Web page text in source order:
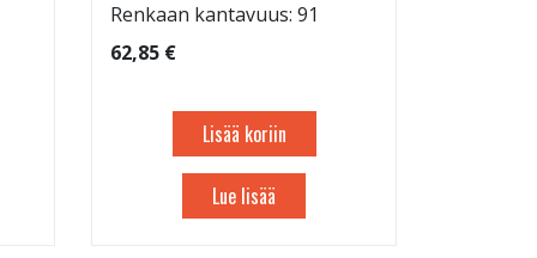
Renkaan kantavuus: 91
62,85 €
Lisää koriin
Lue lisää